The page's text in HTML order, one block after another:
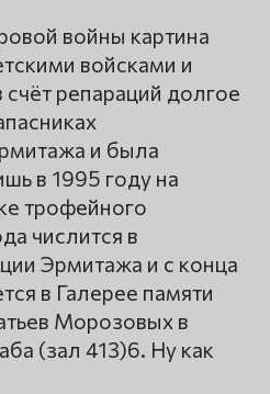
войны картина
войсками и
репараций долгое
и была
в 1995 году на
трофейного
числится в
Эрмитажа и с конца
в Галерее памяти
Морозовых в
(зал 413)6. Ну как